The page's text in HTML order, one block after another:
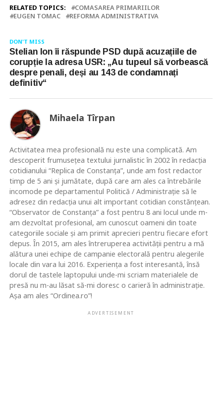
RELATED TOPICS:
COMASAREA PRIMARIILOR
EUGEN TOMAC
REFORMA ADMINISTRATIVA
DON'T MISS
Stelian Ion îi răspunde PSD după acuzațiile de
corupție la adresa USR: „Au tupeul să vorbească
despre penali, deși au 143 de condamnați
definitiv“
Mihaela Tîrpan
Activitatea mea profesională nu este una complicată. Am
descoperit frumusețea textului jurnalistic în 2002 în redacția
cotidianului “Replica de Constanța”, unde am fost redactor
timp de 5 ani și jumătate, după care am ales ca întrebările
incomode pe departamentul Politică / Administrație să le
adresez din redacția unui alt important cotidian constănțean.
“Observator de Constanța” a fost pentru 8 ani locul unde m-
am dezvoltat profesional, am cunoscut oameni din toate
categoriile sociale și am primit aprecieri pentru fiecare efort
depus. În 2015, am ales întreruperea activității pentru a mă
alătura unei echipe de campanie electorală pentru alegerile
locale din vara lui 2016. Experiența a fost interesantă, însă
dorul de tastele laptopului unde-mi scriam materialele de
presă nu m-au lăsat să-mi doresc o carieră în administrație.
Așa am ales “Ordinea.ro”!
ADVERTISEMENT